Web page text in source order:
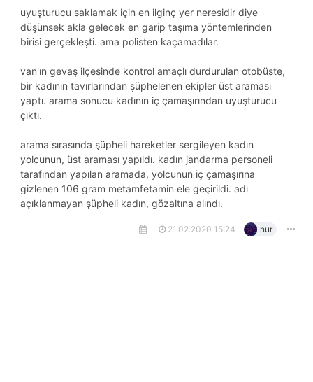
uyuşturucu saklamak için en ilginç yer neresidir diye
düşünsek akla gelecek en garip taşıma yöntemlerinden
birisi gerçekleşti. ama polisten kaçamadılar.
van'ın gevaş ilçesinde kontrol amaçlı durdurulan otobüste,
bir kadının tavırlarından şüphelenen ekipler üst araması
yaptı. arama sonucu kadının iç çamaşırından uyuşturucu
çıktı.
arama sırasında şüpheli hareketler sergileyen kadın
yolcunun, üst araması yapıldı. kadın jandarma personeli
tarafından yapılan aramada, yolcunun iç çamaşırına
gizlenen 106 gram metamfetamin ele geçirildi. adı
açıklanmayan şüpheli kadın, gözaltına alındı.
21.02.2020 15:24 nur